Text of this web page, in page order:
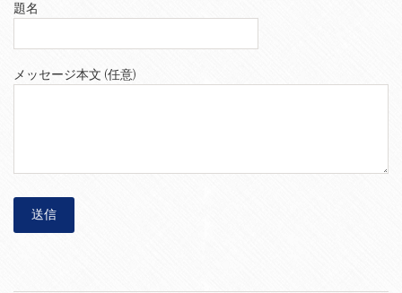
題名
メッセージ本文 (任意)